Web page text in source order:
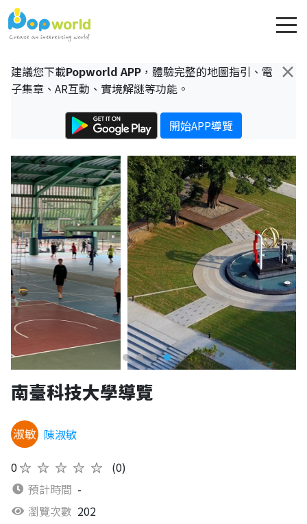
×
建議您下載Popworld APP ，體驗完整的地圖指引、電
子集章、AR互動、實境解謎等功能。
開始APP導覽
南臺科技大學導覽
陳淑敏
0★★★★★
(0)
預計時間 -
瀏覽次數 202